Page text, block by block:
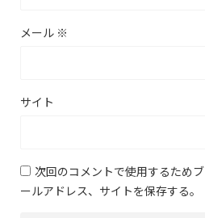
メール ※
サイト
次回のコメントで使用するため
ールアドレス、サイトを保存する。